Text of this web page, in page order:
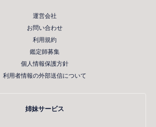
運営会社
お問い合わせ
利用規約
鑑定師募集
個人情報保護方針
利用者情報の外部送信について
姉妹サービス